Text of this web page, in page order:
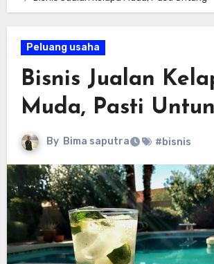
Peluang usaha
Bisnis Jualan
Muda, Pasti
By Bima saputra #bisnis